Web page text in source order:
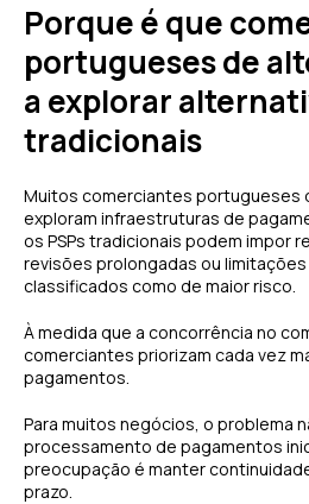
Porque é que
portugueses de
a explorar
tradicionais
Muitos comerciantes portugueses
exploram infraestruturas de
os PSPs tradicionais podem impor
revisões prolongadas ou
classificados como de maior risco.
À medida que a concorrência no
comerciantes priorizam cada vez
pagamentos.
Para muitos negócios, o problema
processamento de pagamentos
preocupação é manter
prazo.